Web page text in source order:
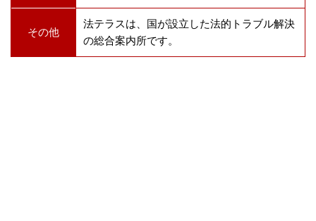
その他
法テラスは、国が設立した法的トラブル解決
の総合案内所です。